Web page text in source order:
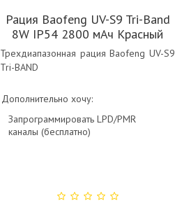
Рация Baofeng UV-S9 Tri-Band
8W IP54 2800 мАч Красный
Трехдиапазонная рация Baofeng UV-S9
Tri-BAND
Дополнительно хочу:
Запрограммировать LPD/PMR
каналы (бесплатно)